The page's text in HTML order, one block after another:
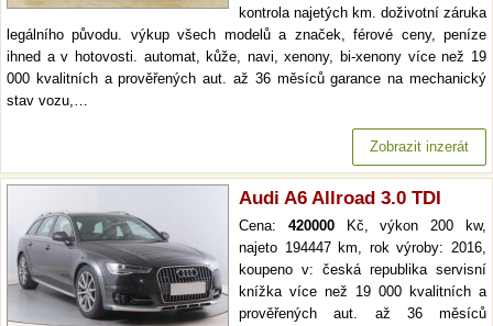
kontrola najetých km. doživotní záruka
legálního původu. výkup všech modelů a značek, férové ceny, peníze
ihned a v hotovosti. automat, kůže, navi, xenony, bi-xenony více než 19
000 kvalitních a prověřených aut. až 36 měsíců garance na mechanický
stav vozu,…
Zobrazit inzerát
Audi A6 Allroad 3.0 TDI
Cena: 420000Kč, výkon 200 kw,
najeto 194447 km, rok výroby: 2016,
koupeno v: česká republika servisní
knížka více než 19 000 kvalitních a
prověřených aut. až 36 měsíců